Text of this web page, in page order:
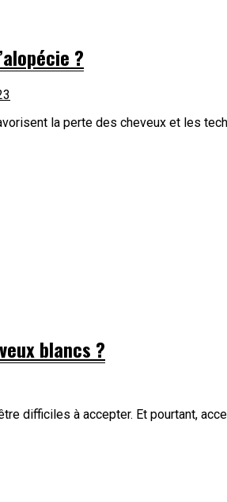
?
la perte des cheveux et les
blancs ?
difficiles à accepter. Et pourtant,